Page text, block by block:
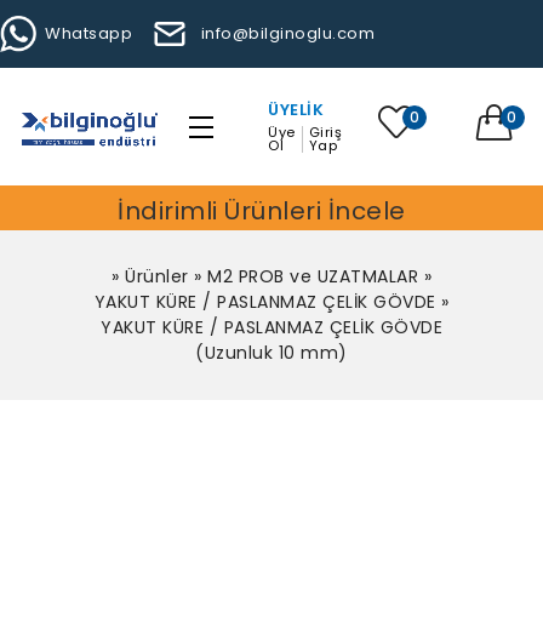
Whatsapp info@bilginoglu.com
ÜYELIK
Üye
Ol
Giriş
Yap
0 0
İndirimli Ürünleri İncele
» Ürünler » M2 PROB ve UZATMALAR »
YAKUT KÜRE / PASLANMAZ ÇELİK GÖVDE »
YAKUT KÜRE / PASLANMAZ ÇELİK GÖVDE
(Uzunluk 10 mm)